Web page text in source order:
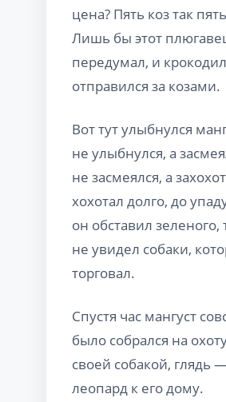
цена? Пять коз так
Лишь бы этот
передумал, и крокодил
отправился за козами.
Вот тут улыбнулся
не улыбнулся, а
не засмеялся, а
хохотал долго, до
он обставил зеленого,
не увидел собаки,
торговал.
Спустя час мангуст
было собрался на
своей собакой, глядь
леопард к его дому.